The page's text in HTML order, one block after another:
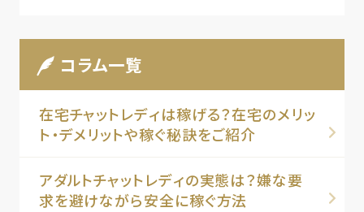
コラム一覧
在宅チャットレディは稼げる？在宅のメリッ
ト・デメリットや稼ぐ秘訣をご紹介
アダルトチャットレディの実態は？嫌な要
求を避けながら安全に稼ぐ方法